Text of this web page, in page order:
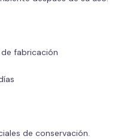
fabricación
de conservación.